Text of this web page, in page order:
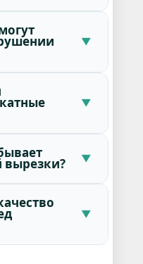
вырезки?